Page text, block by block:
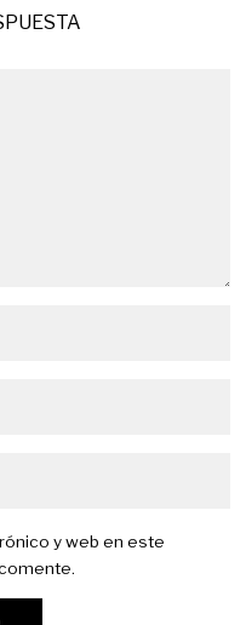
y web en este